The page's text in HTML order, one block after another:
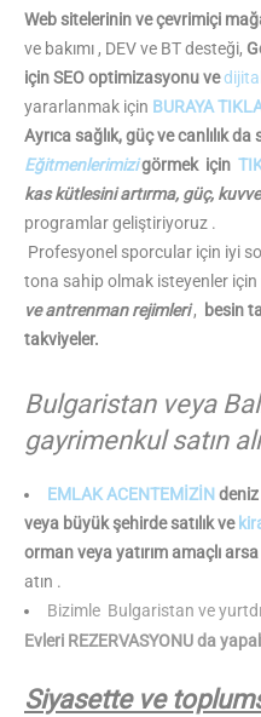
Web sitelerinin ve çevrimiçi
ve bakımı , DEV ve BT desteği,
için SEO optimizasyonu ve
yararlanmak için BURAYA
Ayrıca sağlık, güç ve canlılık
Eğitmenlerimizigörmek için
kas kütlesini artırma, güç,
programlar geliştiriyoruz .
Profesyonel sporcular için iyi
tona sahip olmak isteyenler için
ve antrenman rejimleri, besin
takviyeler.
Bulgaristan veya
gayrimenkul satın
EMLAK ACENTEMİZİN deniz
veya büyük şehirde satılık ve
orman veya yatırım amaçlı arsa
atın .
Bizimle Bulgaristan ve
Evleri REZERVASYONU da
Siyasette ve